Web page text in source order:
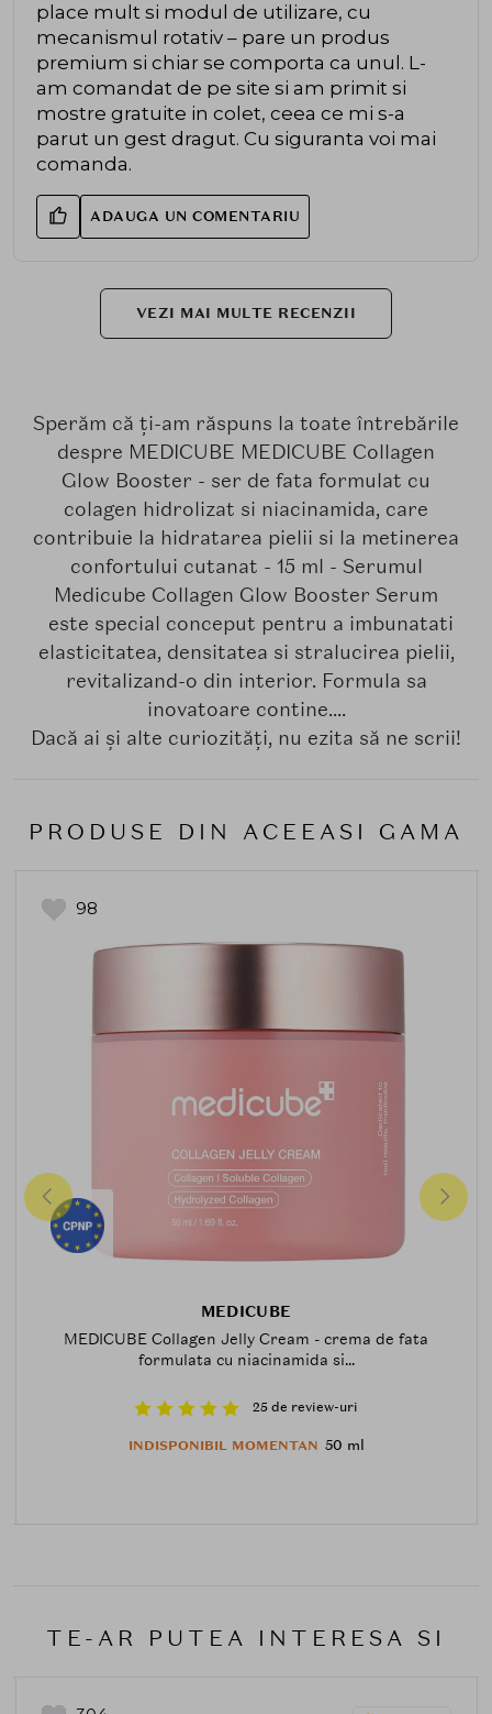
place mult si modul de utilizare, cu
mecanismul rotativ – pare un produs
premium si chiar se comporta ca unul. L-
am comandat de pe site si am primit si
mostre gratuite in colet, ceea ce mi s-a
parut un gest dragut. Cu siguranta voi mai
comanda.
ADAUGA UN COMENTARIU
VEZI MAI MULTE RECENZII
Sperăm că ți-am răspuns la toate întrebările
despre MEDICUBE MEDICUBE Collagen
Glow Booster - ser de fata formulat cu
colagen hidrolizat si niacinamida, care
contribuie la hidratarea pielii si la metinerea
confortului cutanat - 15 ml - Serumul
Medicube Collagen Glow Booster Serum
este special conceput pentru a imbunatati
elasticitatea, densitatea si stralucirea pielii,
revitalizand-o din interior. Formula sa
inovatoare contine....
Dacă ai și alte curiozități, nu ezita să ne scrii!
PRODUSE DIN ACEEASI GAMA
98
MEDICUBE
MEDICUBE Collagen Jelly Cream - crema de fata
formulata cu niacinamida si...
25 de review-uri
INDISPONIBIL MOMENTAN 50 ml
TE-AR PUTEA INTERESA SI